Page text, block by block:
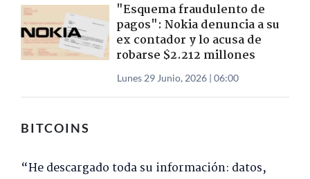
"Esquema fraudulento de
pagos": Nokia denuncia a su
ex contador y lo acusa de
robarse $2.212 millones
Lunes 29 Junio, 2026 | 06:00
BITCOINS
“He descargado toda su información: datos,